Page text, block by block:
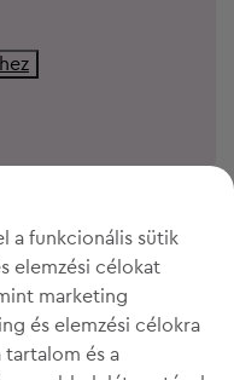
a funkcionális sütik
elemzési célokat
marketing
és elemzési célokra
tartalom és a